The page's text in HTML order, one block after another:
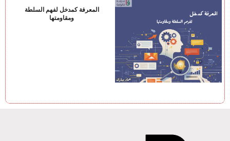
المعرفة كمدخل لفهم السلطة
ومقاومتها